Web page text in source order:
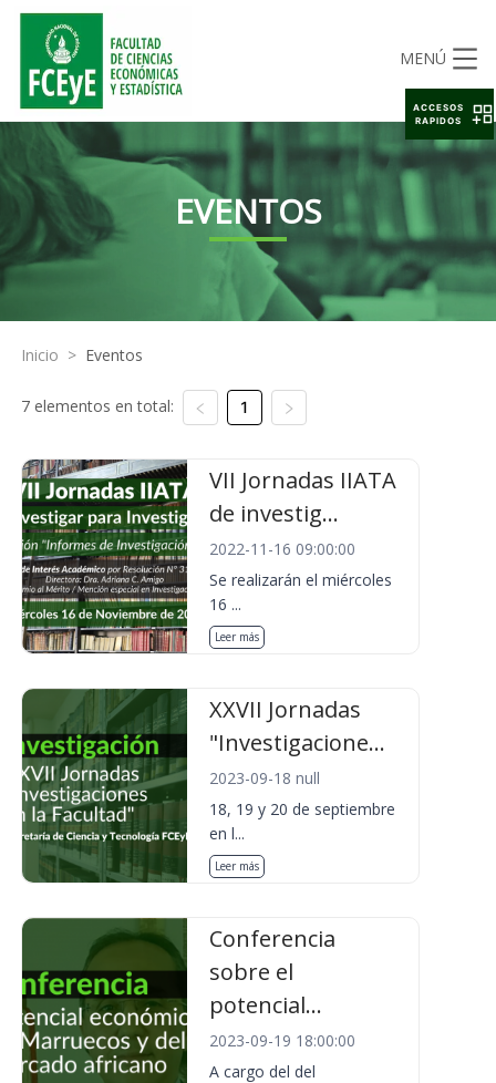
MENÚ
EVENTOS
Inicio > Eventos
7 elementos en total: 1
VII Jornadas IIATA
de investig...
2022-11-16 09:00:00
Se realizarán el miércoles
16 ...
Leer más
XXVII Jornadas
"Investigacione...
2023-09-18 null
18, 19 y 20 de septiembre
en l...
Leer más
Conferencia
sobre el
potencial...
2023-09-19 18:00:00
A cargo del del
ACCESOS
RAPIDOS